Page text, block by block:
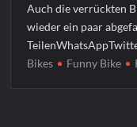
Auch die verrückten
wieder ein paar
Bikes
Funny Bike